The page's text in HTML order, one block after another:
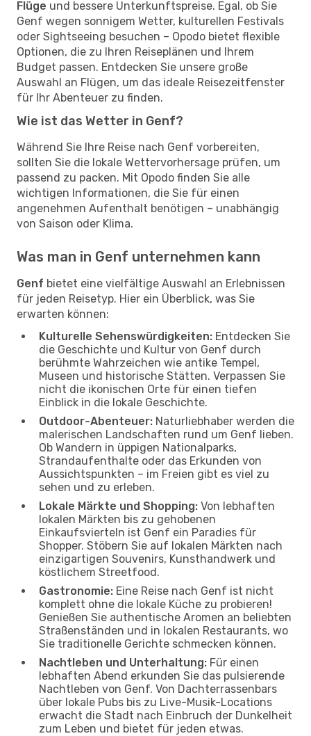
Flüge und bessere Unterkunftspreise. Egal, ob Sie
Genf wegen sonnigem Wetter, kulturellen Festivals
oder Sightseeing besuchen – Opodo bietet flexible
Optionen, die zu Ihren Reiseplänen und Ihrem
Budget passen. Entdecken Sie unsere große
Auswahl an Flügen, um das ideale Reisezeitfenster
für Ihr Abenteuer zu finden.
Wie ist das Wetter in Genf?
Während Sie Ihre Reise nach Genf vorbereiten,
sollten Sie die lokale Wettervorhersage prüfen, um
passend zu packen. Mit Opodo finden Sie alle
wichtigen Informationen, die Sie für einen
angenehmen Aufenthalt benötigen – unabhängig
von Saison oder Klima.
Was man in Genf unternehmen kann
Genf bietet eine vielfältige Auswahl an Erlebnissen
für jeden Reisetyp. Hier ein Überblick, was Sie
erwarten können:
Kulturelle Sehenswürdigkeiten: Entdecken Sie
die Geschichte und Kultur von Genf durch
berühmte Wahrzeichen wie antike Tempel,
Museen und historische Stätten. Verpassen Sie
nicht die ikonischen Orte für einen tiefen
Einblick in die lokale Geschichte.
Outdoor-Abenteuer: Naturliebhaber werden die
malerischen Landschaften rund um Genf lieben.
Ob Wandern in üppigen Nationalparks,
Strandaufenthalte oder das Erkunden von
Aussichtspunkten – im Freien gibt es viel zu
sehen und zu erleben.
Lokale Märkte und Shopping: Von lebhaften
lokalen Märkten bis zu gehobenen
Einkaufsvierteln ist Genf ein Paradies für
Shopper. Stöbern Sie auf lokalen Märkten nach
einzigartigen Souvenirs, Kunsthandwerk und
köstlichem Streetfood.
Gastronomie: Eine Reise nach Genf ist nicht
komplett ohne die lokale Küche zu probieren!
Genießen Sie authentische Aromen an beliebten
Straßenständen und in lokalen Restaurants, wo
Sie traditionelle Gerichte schmecken können.
Nachtleben und Unterhaltung: Für einen
lebhaften Abend erkunden Sie das pulsierende
Nachtleben von Genf. Von Dachterrassenbars
über lokale Pubs bis zu Live-Musik-Locations
erwacht die Stadt nach Einbruch der Dunkelheit
zum Leben und bietet für jeden etwas.